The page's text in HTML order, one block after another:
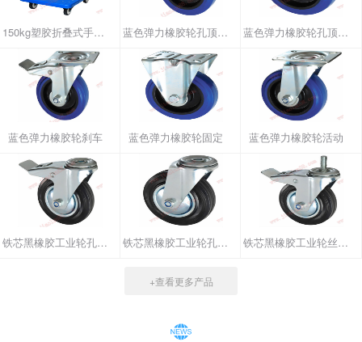
150kg塑胶折叠式手推车 蓝色弹力橡胶轮孔顶刹车 蓝色弹力橡胶轮孔顶活动
蓝色弹力橡胶轮刹车 蓝色弹力橡胶轮固定 蓝色弹力橡胶轮活动
铁芯黑橡胶工业轮孔顶刹车 铁芯黑橡胶工业轮孔顶活动 铁芯黑橡胶工业轮丝杆刹车
+查看更多产品